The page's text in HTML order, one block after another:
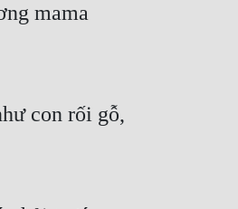
mama
con rối gỗ,